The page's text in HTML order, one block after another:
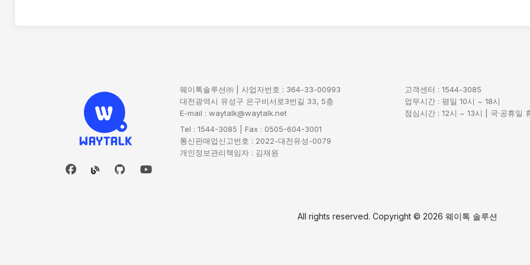
웨이톡솔루션㈜ | 사업자번호 : 364-33-00993
대전광역시 유성구 은구비서로3번길 33, 5층
E-mail : waytalk@waytalk.net
Tel : 1544-3085 | Fax : 0505-604-3001
통신판매업신고번호 : 2022-대전유성-0079
개인정보관리책임자 : 김재원
고객센터 : 1544-3085
업무시간 : 평일 10시 ~ 18시
점심시간 : 12시 ~ 13시 | 국·공휴일
All rights reserved. Copyright © 2026 웨이톡 솔루션